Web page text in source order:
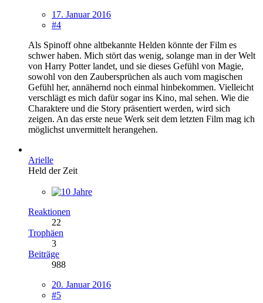
17. Januar 2016
#4
Als Spinoff ohne altbekannte Helden könnte der Film es
schwer haben. Mich stört das wenig, solange man in der Welt
von Harry Potter landet, und sie dieses Gefühl von Magie,
sowohl von den Zaubersprüchen als auch vom magischen
Gefühl her, annähernd noch einmal hinbekommen. Vielleicht
verschlägt es mich dafür sogar ins Kino, mal sehen. Wie die
Charaktere und die Story präsentiert werden, wird sich
zeigen. An das erste neue Werk seit dem letzten Film mag ich
möglichst unvermittelt herangehen.
Arielle
Held der Zeit
Reaktionen
22
Trophäen
3
Beiträge
988
20. Januar 2016
#5